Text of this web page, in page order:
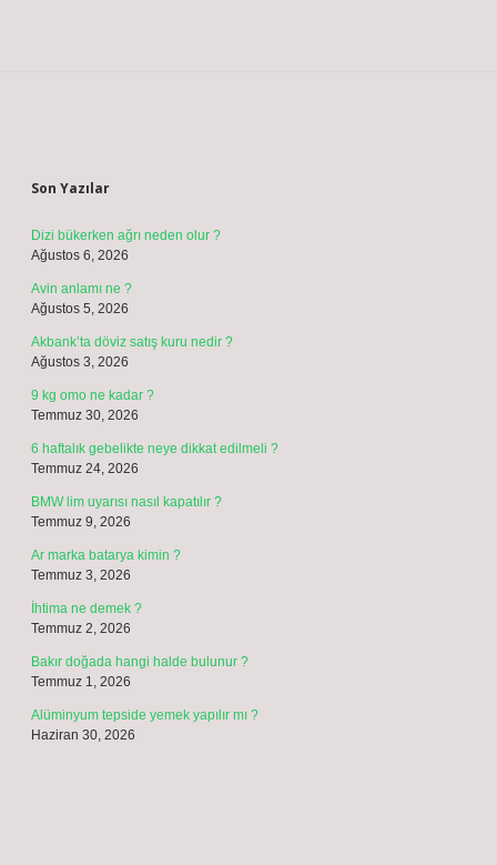
Son Yazılar
Dizi bükerken ağrı neden olur ?
Ağustos 6, 2026
Avin anlamı ne ?
Ağustos 5, 2026
Akbank’ta döviz satış kuru nedir ?
Ağustos 3, 2026
9 kg omo ne kadar ?
Temmuz 30, 2026
6 haftalık gebelikte neye dikkat edilmeli ?
Temmuz 24, 2026
BMW lim uyarısı nasıl kapatılır ?
Temmuz 9, 2026
Ar marka batarya kimin ?
Temmuz 3, 2026
İhtima ne demek ?
Temmuz 2, 2026
Bakır doğada hangi halde bulunur ?
Temmuz 1, 2026
Alüminyum tepside yemek yapılır mı ?
Haziran 30, 2026